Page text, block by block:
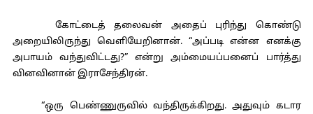
கோட்டைத் தலைவன் அதைப் புரிந்து கொண்டு
அறையிலிருந்து வெளியேறினான். “அப்படி என்ன எனக்கு
அபாயம் வந்துவிட்டது?” என்று அம்மையப்பனைப் பார்த்து
வினவினான் இராசேந்திரன்.
“ஒரு பெண்ணுருவில் வந்திருக்கிறது. அதுவும் கடார